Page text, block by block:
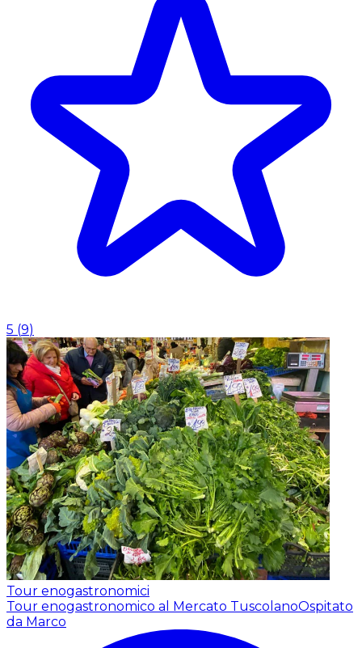
5 (9)
Tour enogastronomici
Tour enogastronomico al Mercato TuscolanoOspitato
da Marco